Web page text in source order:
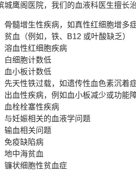
城鹰阁医院，我们的血液科医生擅长
骨髓增生性疾病，如真性红细胞增多
贫血（例如，铁、B12 或叶酸缺乏）
溶血性红细胞疾病
白细胞计数低
血小板计数低
先天性铁过载，如遗传性血色素沉着
出血性疾病，例如血小板减少或功能
血栓栓塞性疾病
与妊娠相关的血液学问题
输血相关问题
免疫缺陷病
地中海贫血
镰状细胞性贫血症